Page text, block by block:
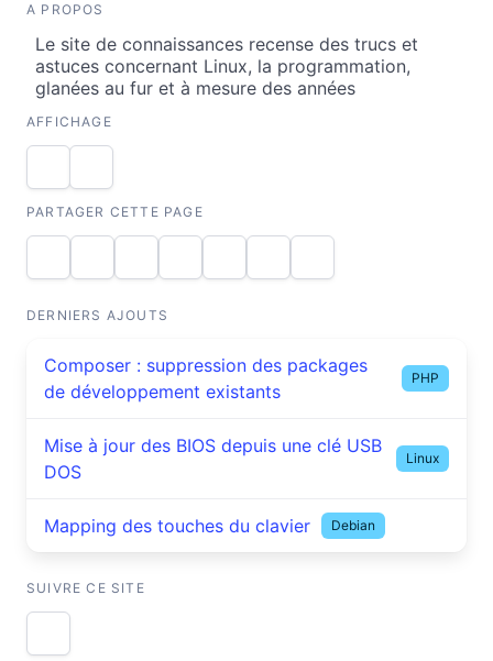
A PROPOS
Le site de connaissances recense des trucs et
astuces concernant Linux, la programmation,
glanées au fur et à mesure des années
AFFICHAGE
PARTAGER CETTE PAGE
DERNIERS AJOUTS
Composer : suppression des packages
de développement existants
PHP
Mise à jour des BIOS depuis une clé USB
DOS
Linux
Mapping des touches du clavier Debian
SUIVRE CE SITE